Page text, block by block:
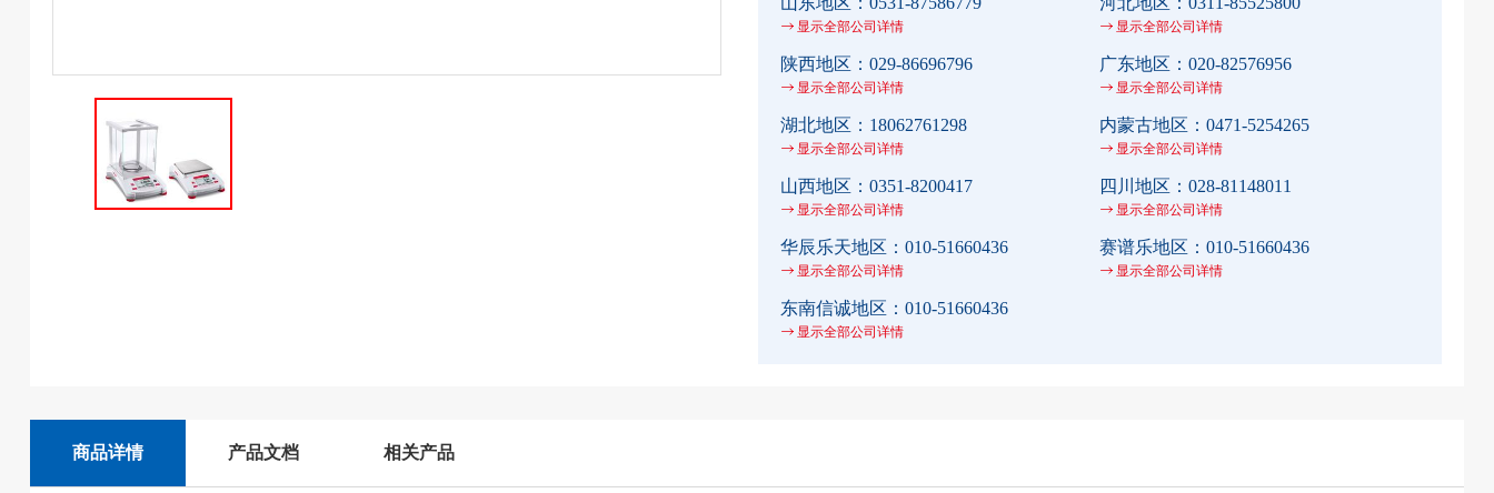
显示全部公司详情 显示全部公司详情
陕西地区： 029-86696796
显示全部公司详情
广东地区：020-82576956
显示全部公司详情
湖北地区： 18062761298
显示全部公司详情
内蒙古地区：0471-5254265
显示全部公司详情
山西地区： 0351-8200417
显示全部公司详情
四川地区：028-81148011
显示全部公司详情
华辰乐天地区： 010-51660436
显示全部公司详情
赛谱乐地区：010-51660436
显示全部公司详情
东南信诚地区： 010-51660436
显示全部公司详情
商品详情 产品文档 相关产品